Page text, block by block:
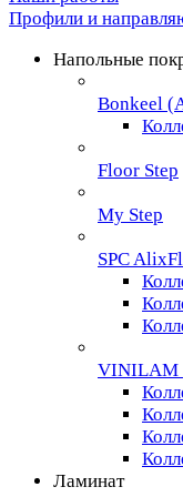
Профили и
Напольные
Bonkeel
Floor Step
My Step
SPC
VINILAM
Ламинат